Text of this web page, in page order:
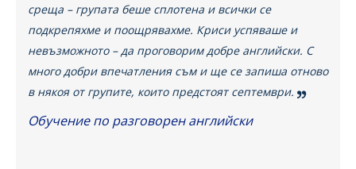
среща – групата беше сплотена и всички се
подкрепяхме и поощрявахме. Криси успяваше и
невъзможното – да проговорим добре английски. С
много добри впечатления съм и ще се запиша отново
в някоя от групите, които предстоят септември.
Обучение по разговорен английски